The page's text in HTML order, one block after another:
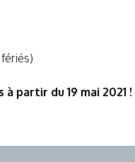
partir du 19 mai 2021 !